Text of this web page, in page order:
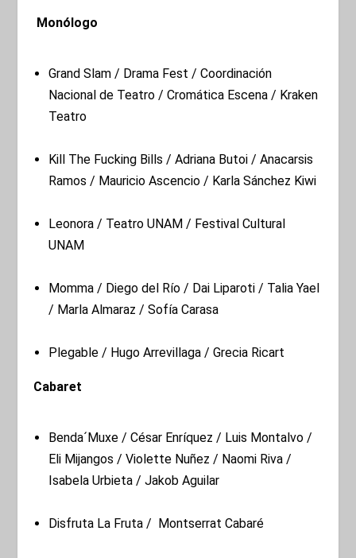
Monólogo
Grand Slam / Drama Fest / Coordinación
Nacional de Teatro / Cromática Escena / Kraken
Teatro
Kill The Fucking Bills / Adriana Butoi / Anacarsis
Ramos / Mauricio Ascencio / Karla Sánchez Kiwi
Leonora / Teatro UNAM / Festival Cultural
UNAM
Momma / Diego del Río / Dai Liparoti / Talia Yael
/ Marla Almaraz / Sofía Carasa
Plegable / Hugo Arrevillaga / Grecia Ricart
Cabaret
Benda´Muxe / César Enríquez / Luis Montalvo /
Eli Mijangos / Violette Nuñez / Naomi Riva /
Isabela Urbieta / Jakob Aguilar
Disfruta La Fruta / Montserrat Cabaré